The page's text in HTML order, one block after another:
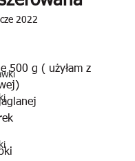
2022
500 g ( użyłam z